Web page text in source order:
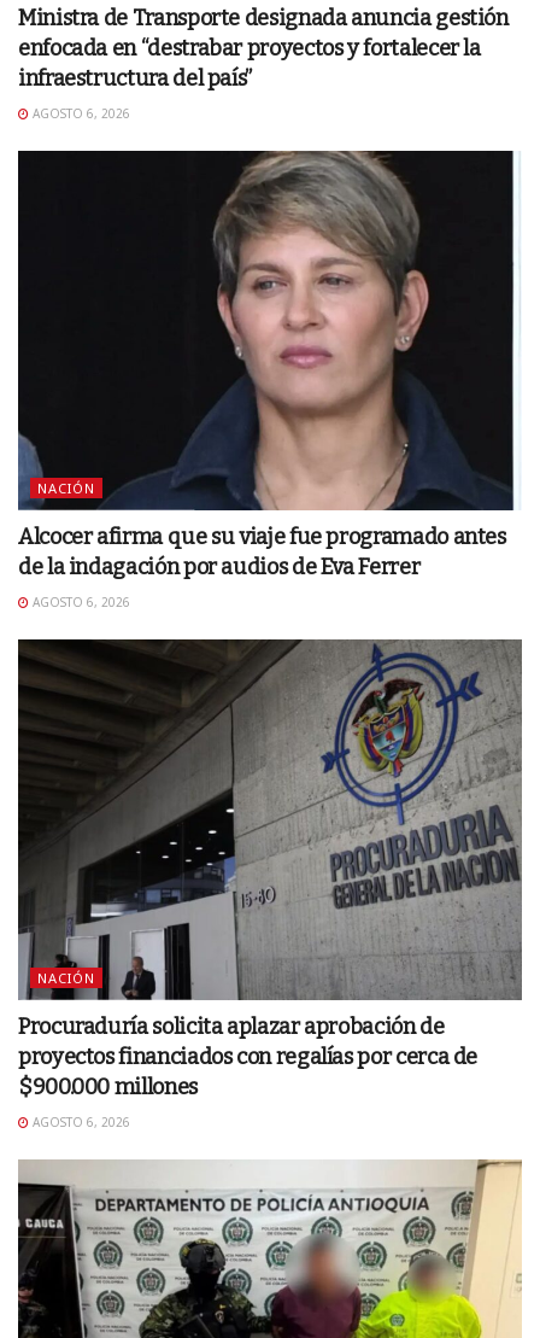
Ministra de Transporte designada anuncia gestión
enfocada en “destrabar proyectos y fortalecer la
infraestructura del país”
AGOSTO 6, 2026
NACIÓN
Alcocer afirma que su viaje fue programado antes
de la indagación por audios de Eva Ferrer
AGOSTO 6, 2026
NACIÓN
Procuraduría solicita aplazar aprobación de
proyectos financiados con regalías por cerca de
$900.000 millones
AGOSTO 6, 2026